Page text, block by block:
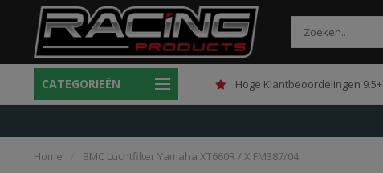
CATEGORIEËN
Gratis verzending boven 150,- Hoge Klantbeoordelingen 9.5+
Home BMC Luchtfilter Yamaha XT660R / X FM387/04